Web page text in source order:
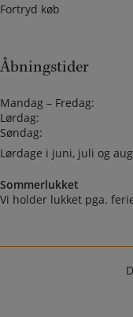
Fortryd køb
Åbningstider
Mandag – Fredag:
Lørdag:
Søndag:
Lørdage i juni, juli og
Sommerlukket
Vi holder lukket pga.